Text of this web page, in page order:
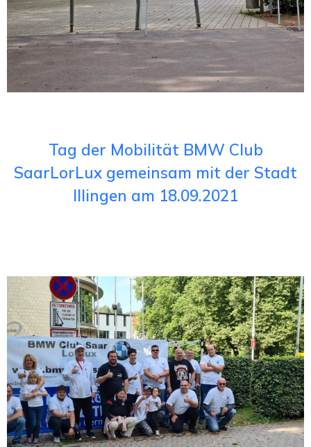
Tag der Mobilität BMW Club
SaarLorLux gemeinsam mit der Stadt
Illingen am 18.09.2021